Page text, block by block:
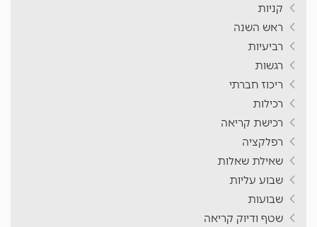
קניות
ראש השנה
רביעיות
רגשות
ריכוז חברתי
רכילות
רכישת קריאה
רפלקציה
שאילת שאלות
שבוע עליות
שבועות
שטף ודיוק קריאה